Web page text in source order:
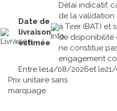
Date de
livraison
estimée
Délai indicatif,
de la validation
à Tirer (BAT) et
de disponibilité
ne constitue
engagement
Entre le14/08/2026et le
Prix unitaire sans
marquage